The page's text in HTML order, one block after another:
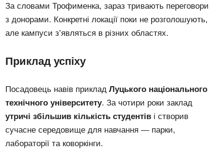
За словами Трофименка, зараз тривають переговори
з донорами. Конкретні локації поки не розголошують,
але кампуси з’являться в різних областях.
Приклад успіху
Посадовець навів прикладЛуцького національного
технічного університету. За чотири роки заклад
утричі збільшив кількість студентів і створив
сучасне середовище для навчання — парки,
лабораторії та коворкінги.